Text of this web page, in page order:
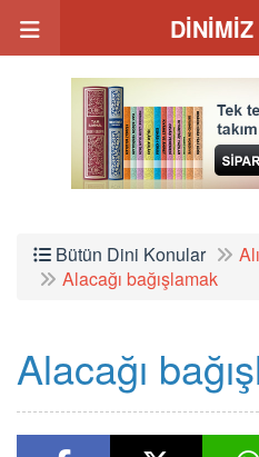
Bütün Dini Konular
Alacağı bağışlamak
Alacağı